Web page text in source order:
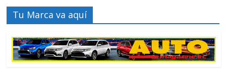
Tu Marca va aquí